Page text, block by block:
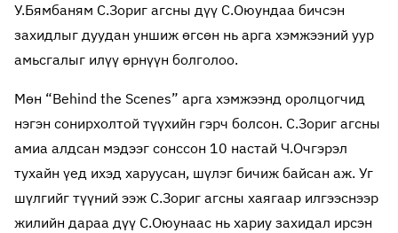
У.Бямбаням С.Зориг агсны дүү С.Оюундаа бичсэн
захидлыг дуудан уншиж өгсөн нь арга хэмжээний уур
амьсгалыг илүү өрнүүн болголоо.
Мөн “Behind the Scenes” арга хэмжээнд оролцогчид
нэгэн сонирхолтой түүхийн гэрч болсон. С.Зориг агсны
амиа алдсан мэдээг сонссон 10 настай Ч.Очгэрэл
тухайн үед ихэд харуусан, шүлэг бичиж байсан аж. Уг
шүлгийг түүний ээж С.Зориг агсны хаягаар илгээснээр
жилийн дараа дүү С.Оюунаас нь хариу захидал ирсэн